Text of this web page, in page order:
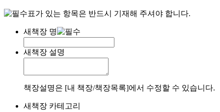
표가 있는 항목은 반드시 기재해 주셔야 합니다.
새책장 명
새책장 설명
책장설명은 [내 책장/책장목록]에서 수정할 수 있습니다.
새책장 카테고리